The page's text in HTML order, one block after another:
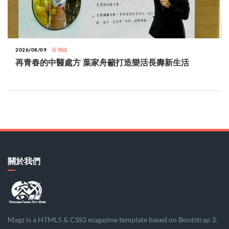
2026/08/09 容傳媒
再青春的中醫處方 葉家舟籲打造樂活長壽新生活
關於我們
Magz is a HTML5 & CSS3 magazine template based on Bootstrap 3.